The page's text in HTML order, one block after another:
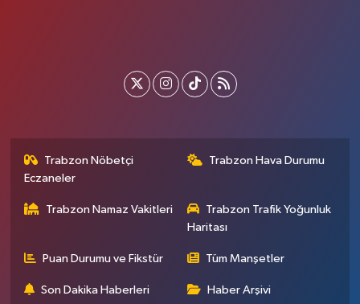
Trabzon Nöbetçi
Eczaneler
Trabzon Hava Durumu
Trabzon Namaz Vakitleri
Trabzon Trafik Yoğunluk
Haritası
Puan Durumu ve Fikstür Tüm Manşetler
Son Dakika Haberleri Haber Arşivi